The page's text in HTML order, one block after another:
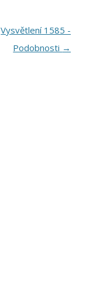
Vysvětlení 1585 -
Podobnosti →